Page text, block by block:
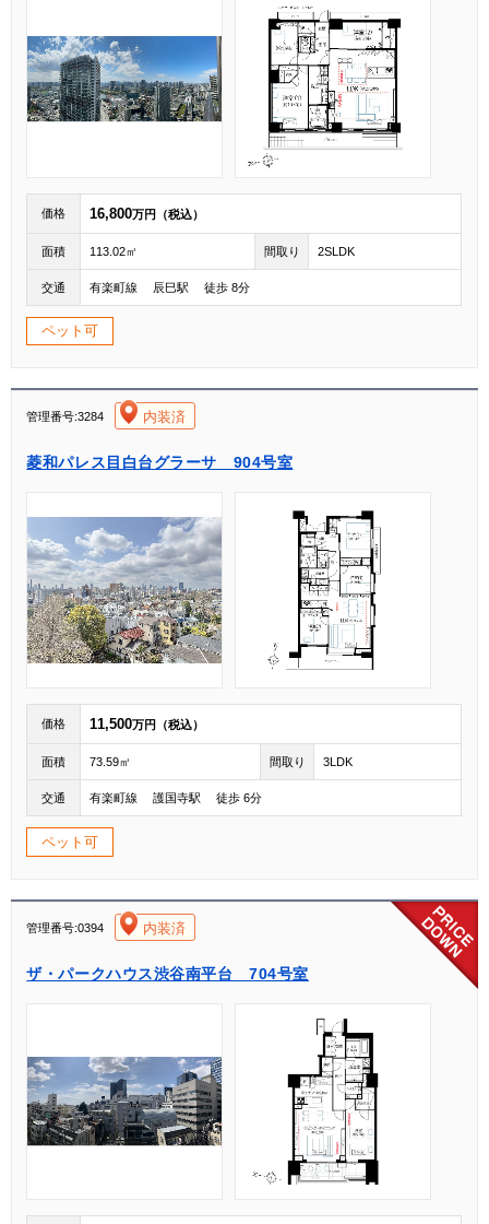
価格 16,800万円（税込）
面積 113.02㎡ 間取り 2SLDK
交通 有楽町線 辰巳駅 徒歩 8分
ペット可
管理番号:3284 内装済
菱和パレス目白台グラーサ 904号室
価格 11,500万円（税込）
面積 73.59㎡ 間取り 3LDK
交通 有楽町線 護国寺駅 徒歩 6分
ペット可
[004]
管理番号:0394 内装済
ザ・パークハウス渋谷南平台 704号室
[004]